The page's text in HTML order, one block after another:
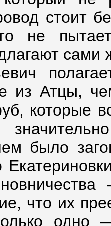
стоит
не
сами
из Атцы,
которые
было
что их
одно